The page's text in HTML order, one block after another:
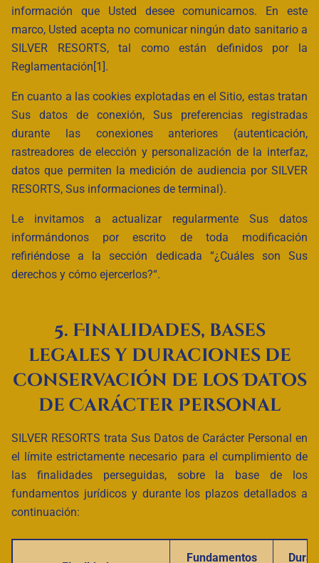
información que Usted desee comunicarnos. En este
marco, Usted acepta no comunicar ningún dato sanitario a
SILVER RESORTS, tal como están definidos por la
Reglamentación[1].
En cuanto a las cookies explotadas en el Sitio, estas tratan
Sus datos de conexión, Sus preferencias registradas
durante las conexiones anteriores (autenticación,
rastreadores de elección y personalización de la interfaz,
datos que permiten la medición de audiencia por SILVER
RESORTS, Sus informaciones de terminal).
Le invitamos a actualizar regularmente Sus datos
informándonos por escrito de toda modificación
refiriéndose a la sección dedicada “¿Cuáles son Sus
derechos y cómo ejercerlos?“.
5. Finalidades, bases
legales y duraciones de
conservación de los Datos
de Carácter Personal
SILVER RESORTS trata Sus Datos de Carácter Personal en
el límite estrictamente necesario para el cumplimiento de
las finalidades perseguidas, sobre la base de los
fundamentos jurídicos y durante los plazos detallados a
continuación:
Fundamentos